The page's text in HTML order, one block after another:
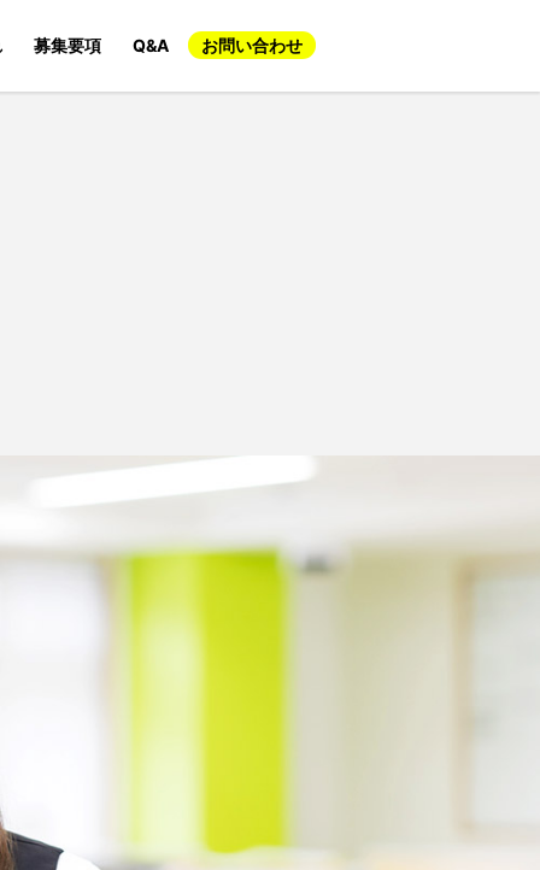
募集要項 Q&A お問い合わせ